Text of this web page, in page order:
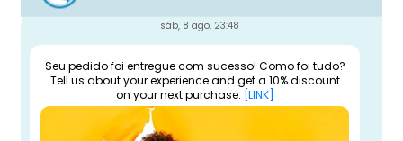
sáb, 8 ago, 23:48
Seu pedido foi entregue com sucesso! Como foi tudo?
Tell us about your experience and get a 10% discount
on your next purchase: [LINK]